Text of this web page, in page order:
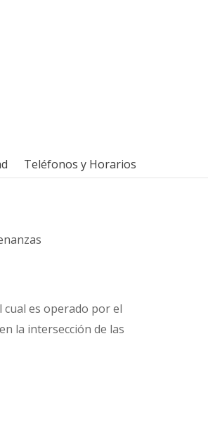
Teléfonos y Horarios
cual es operado por el
la intersección de las